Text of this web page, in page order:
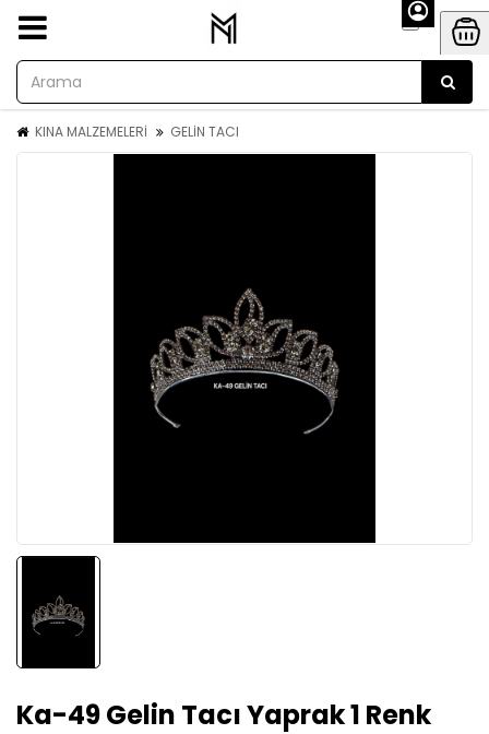
KINA MALZEMELERİ GELİN TACI
Ka-49 Gelin Tacı Yaprak 1 Renk